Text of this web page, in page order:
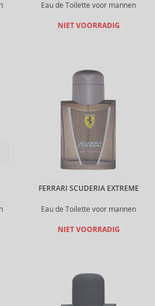
Eau de Toilette voor mannen
NIET VOORRADIG
FERRARI SCUDERIA EXTREME
Eau de Toilette voor mannen
NIET VOORRADIG